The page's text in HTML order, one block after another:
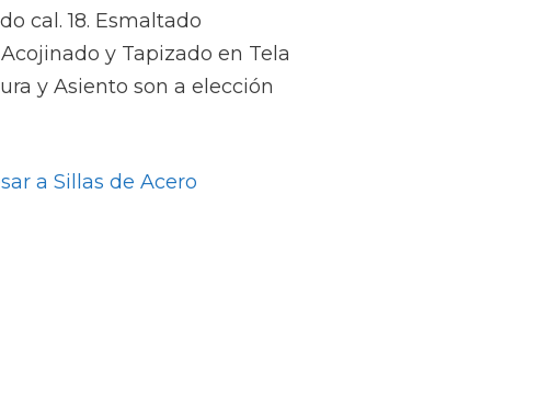
cal. 18. Esmaltado
y Tapizado en Tela
y Asiento son a elección
a Sillas de Acero